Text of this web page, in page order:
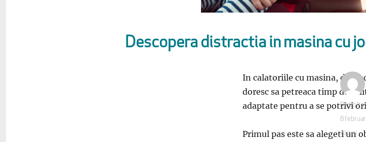
Descopera distractia in masina cu
In calatoriile cu masina,
doresc sa petreaca timp de
adaptate pentru a se potrivi
Primul pas este sa alegeti un
Autor
Radio
Publicat
pe
8
Categorii
Jocuri